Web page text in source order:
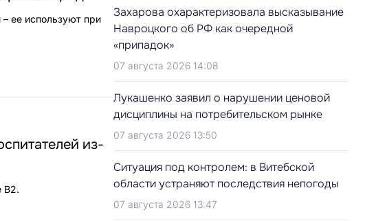
ее используют при
из-
B2.
Захарова охарактеризовала высказывание
Навроцкого об РФ как очередной
«припадок»
07 августа 2026 14:08
Лукашенко заявил о нарушении ценовой
дисциплины на потребительском рынке
07 августа 2026 13:50
Ситуация под контролем: в Витебской
области устраняют последствия непогоды
07 августа 2026 13:47